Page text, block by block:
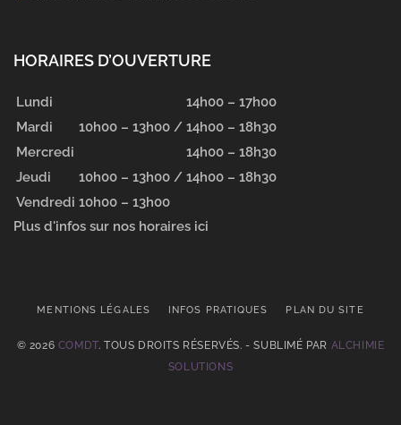
HORAIRES D’OUVERTURE
Lundi
14h00 – 17h00
Mardi
10h00 – 13h00 / 14h00 – 18h30
Mercredi
14h00 – 18h30
Jeudi
10h00 – 13h00 / 14h00 – 18h30
Vendredi 10h00 – 13h00
Plus d'infos sur nos horaires ici
MENTIONS LÉGALES INFOS PRATIQUES PLAN DU SITE
© 2026 COMDT. TOUS DROITS RÉSERVÉS. - SUBLIMÉ PAR ALCHIMIE
SOLUTIONS